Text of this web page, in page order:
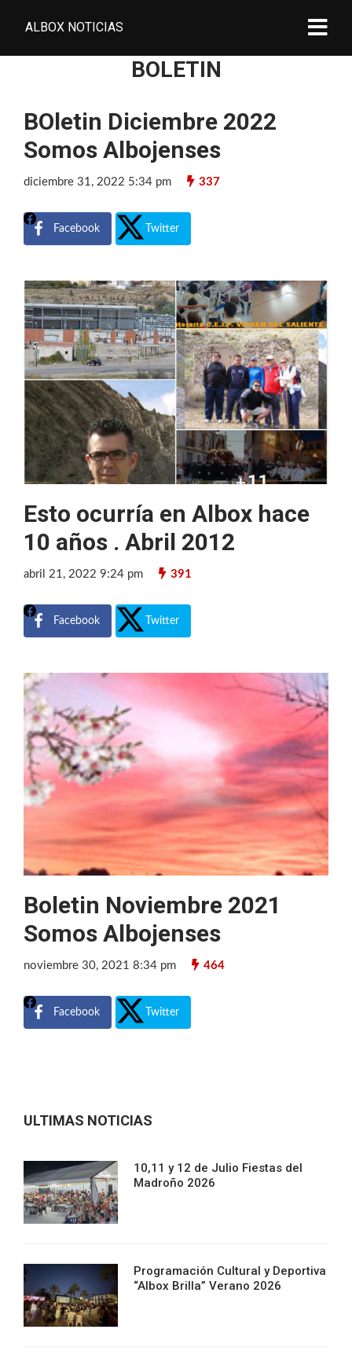
ALBOX NOTICIAS
BOLETIN
BOletin Diciembre 2022
Somos Albojenses
diciembre 31, 2022 5:34 pm 337
Facebook Twitter
Esto ocurría en Albox hace
10 años . Abril 2012
abril 21, 2022 9:24 pm 391
Facebook Twitter
Boletin Noviembre 2021
Somos Albojenses
noviembre 30, 2021 8:34 pm 464
Facebook Twitter
ULTIMAS NOTICIAS
10,11 y 12 de Julio Fiestas del
Madroño 2026
Programación Cultural y Deportiva
“Albox Brilla” Verano 2026